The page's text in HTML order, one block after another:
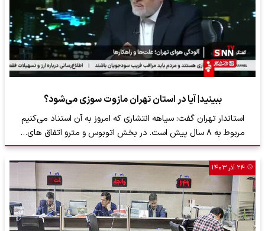
ببینید| آیا در استان تهران مازوت سوزی می‌شود؟
استاندار تهران گفت: سیاهه انتشاری که امروز به آن استناد می‌کنیم
مربوط به ۸ سال پیش است. در بخش اتوبوس و مترو اتفاق های…
۲۴ آذر ۱۴۰۳